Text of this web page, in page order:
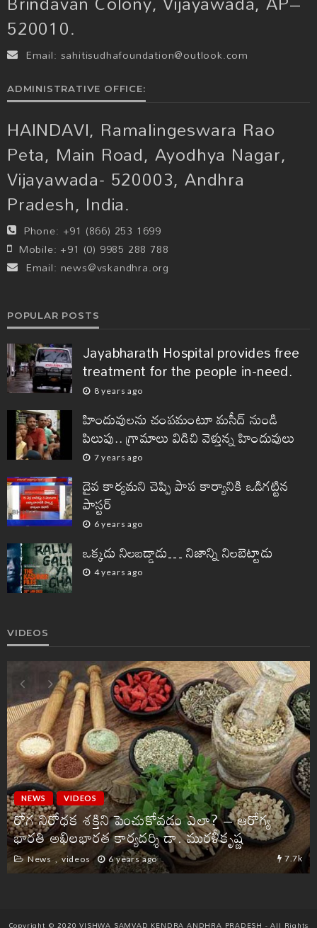
520010.
Email: sahitisudhafoundation@outlook.com
ADMINISTRATIVE OFFICE:
HAINDAVI, Ramalingeswara Rao
Peta, Main Road, Ayodhya Nagar,
Vijayawada- 520003, Andhra
Pradesh, India.
Phone: +91 (866) 253 1699
Mobile: +91 (0) 9985 288 788
Email: news@vskandhra.org
POPULAR POSTS
Jayabharath Hospital provides free
treatment for the people in-need.
8 years ago
హిందువులను చంపమంటూ మసీద్ నుండి
పిలుపు.. గ్రామాలు విడిచి వెళ్తున్న హిందువులు
7 years ago
దైవ కార్యమని చెప్పి పాప కార్యానికి ఒడిగట్టిన
పాస్టర్
6 years ago
ఒక్కడు నిలబడ్డాడు… నిజాన్ని నిలబెట్టాడు
4 years ago
VIDEOS
NEWS VIDEOS
రోగ నిరోధక శక్తిని పెంచుకోవడం ఎలా? – ఆరోగ్య
భారతి అఖిలభారత కార్యదర్శి డా. మురళీకృష్ణ
News videos 6 years ago 7.7k
Copyright © 2020 VISHWA SAMVAD KENDRA ANDHRA PRADESH - All Rights